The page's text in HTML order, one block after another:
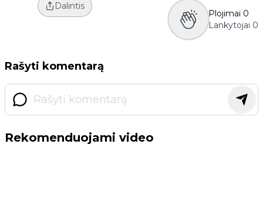
Dalintis
Plojimai 0
Lankytojai 0
Rašyti komentarą
Rekomenduojami video